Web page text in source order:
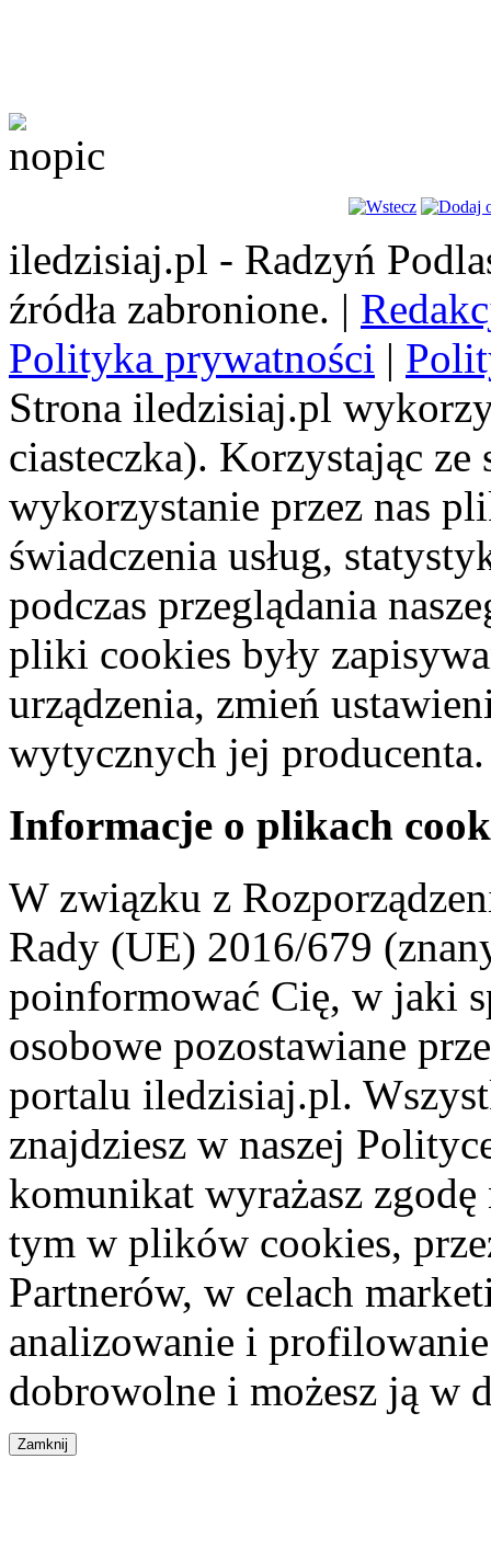
iledzisiaj.pl - Radzyń
źródła zabronione. |
Polityka prywatności |
Strona iledzisiaj.pl
ciasteczka). Korzystając
wykorzystanie przez nas
świadczenia usług,
podczas przeglądania
pliki cookies były
urządzenia, zmień
wytycznych jej producenta.
Informacje o plikach
W związku z
Rady (UE) 2016/679
poinformować Cię, w jaki
osobowe pozostawiane
portalu iledzisiaj.pl.
znajdziesz w naszej
komunikat wyrażasz
tym w plików cookies,
Partnerów, w celach
analizowanie i
dobrowolne i możesz ją w